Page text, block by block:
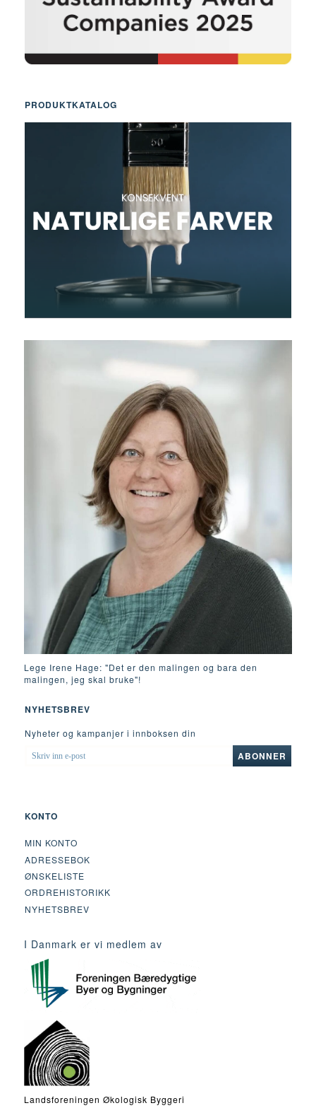
PRODUKTKATALOG
Lege Irene Hage: "Det er den malingen og bara den
malingen, jeg skal bruke"!
NYHETSBREV
Nyheter og kampanjer i innboksen din
SKRIV
INN
ABONNER
KONTO
MIN KONTO
ADRESSEBOK
ØNSKELISTE
ORDREHISTORIKK
NYHETSBREV
I Danmark er vi medlem av
Landsforeningen Økologisk Byggeri